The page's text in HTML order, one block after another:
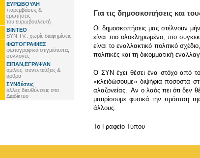
ΕΥΡΩΒΟΥΛΗ
παρεμβάσεις &
ερωτήσεις
του ευρωβουλευτή
ΒΙΝΤΕΟ
SYN TV.. χωρίς διαφημίσεις
ΦΩΤΟΓΡΑΦΙΕΣ
φωτογραφικά στιγμιότυπα,
συλλογές
ΕΙΠΑΝ,ΕΓΡΑΨΑΝ
ομιλίες, συνεντεύξεις &
άρθρα
ΣΥΝδέσεις
άλλες διευθύνσεις στο
Διαδίκτυο
Για τις δημοσκοπήσεις και
Οι δημοσκοπήσεις μας στέλνουν
είναι πιο ολοκληρωμένο, πιο
είναι το εναλλακτικό πολιτικό
πολιτικές και τη δικομματική
Ο ΣΥΝ έχει θέσει ένα στόχο από
«κλειδώσουμε» διψήφια ποσοστά
αλαζονείας. Αν ο λαός πει ότι δεν
μαυρίσουμε φυσικά την πρόταση
άλλους.
To Γραφείο Τύπου